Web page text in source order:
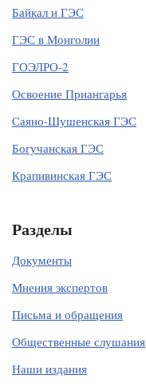
Байкал и ГЭС
ГЭС в Монголии
ГОЭЛРО-2
Освоение Приангарья
Саяно-Шушенская ГЭС
Богучанская ГЭС
Крапивинская ГЭС
Разделы
Документы
Мнения экспертов
Письма и обращения
Общественные слушания
Наши издания